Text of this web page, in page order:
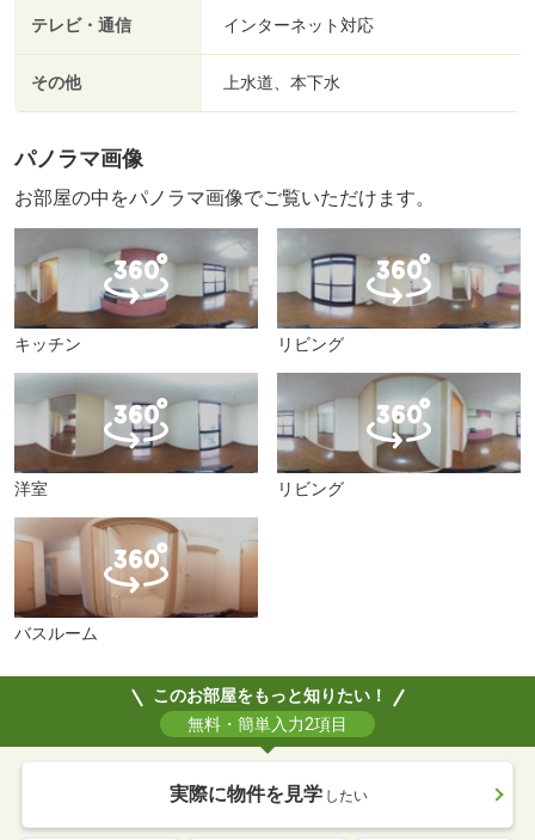
テレビ・通信 インターネット対応
その他 上水道、本下水
パノラマ画像
お部屋の中をパノラマ画像でご覧いただけます。
キッチン リビング
洋室 リビング
バスルーム
このお部屋をもっと知りたい！
無料・簡単入力2項目
実際に物件を見学 したい